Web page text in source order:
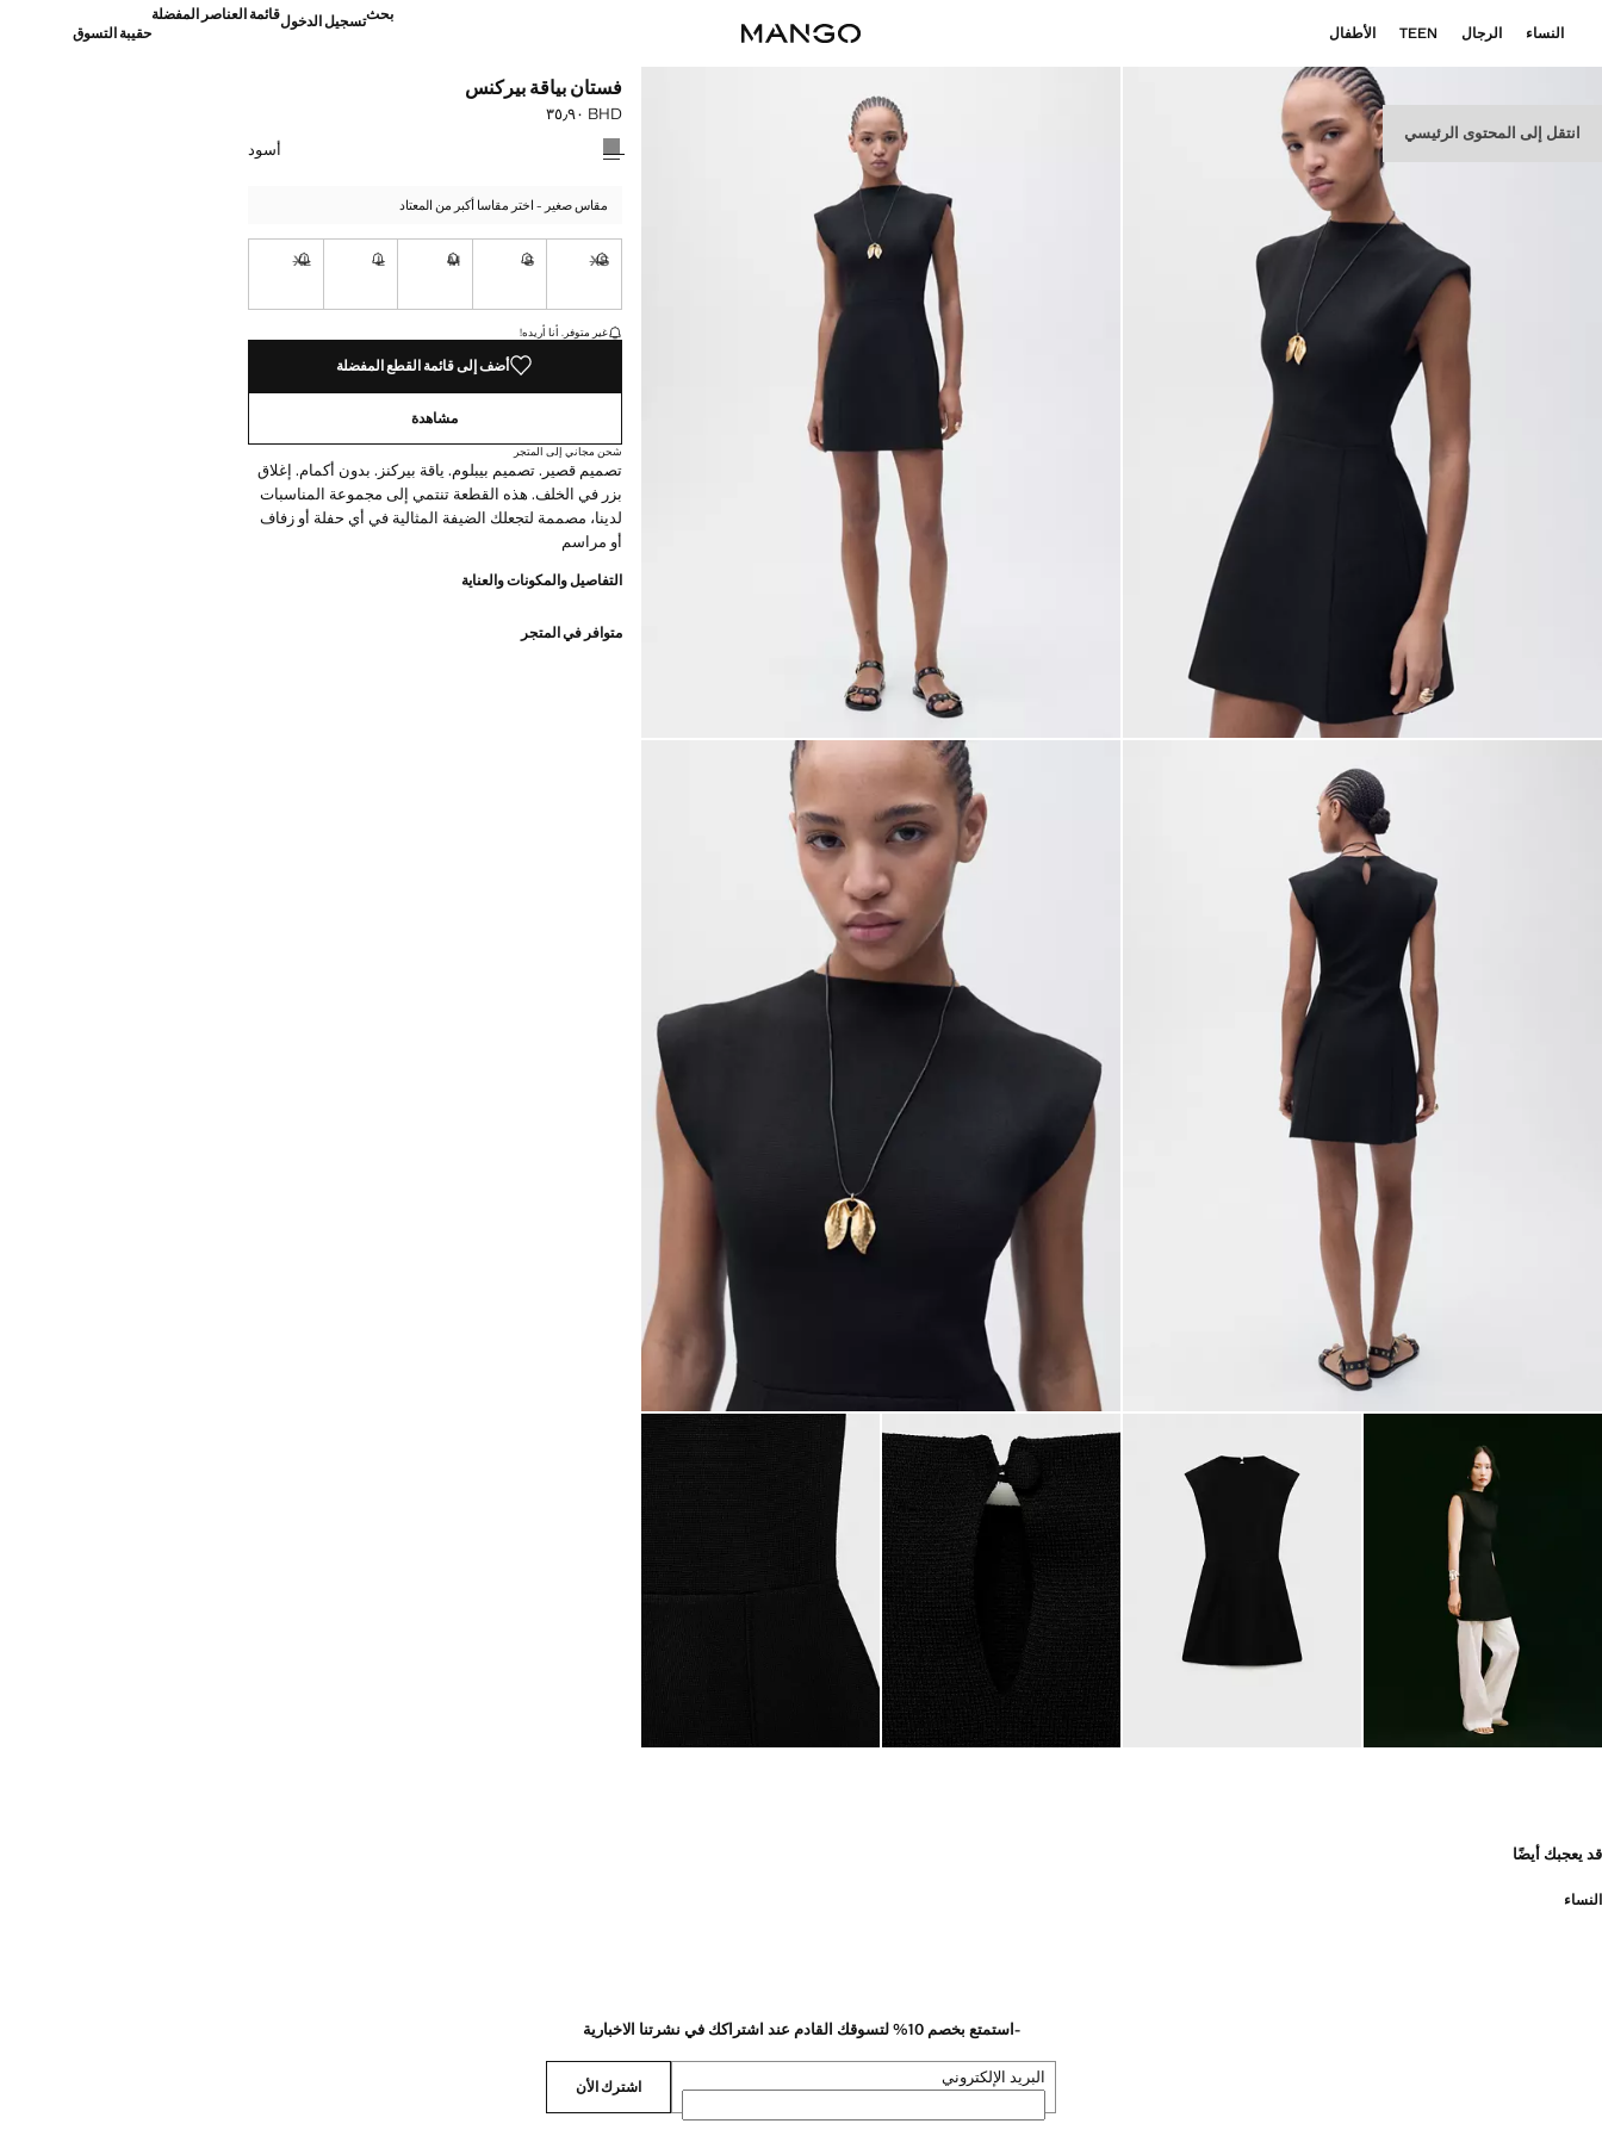
انتقل إلى المحتوى الرئيسي
النساء الرجال TEEN الأطفال
بحثتسجيل الدخولقائمة العناصر المفضلة
حقيبة التسوق
فستان بياقة بيركنس
السعر الحالي [BHD ٣٥٫٩٠ ]
BHD ٣٥٫٩٠
حدد اللون
أسود
مقاس صغير - اختر مقاسا أكبر من المعتاد
XS
S
M
L
XL
القطع الأخيرة!
غير متوفر. أنا أريده!
أضف إلى قائمة القطع المفضلة
مشاهدة
شحن مجاني إلى المتجر
تصميم قصير. تصميم بيبلوم. ياقة بيركنز. بدون أكمام. إغلاق
بزر في الخلف. هذه القطعة تنتمي إلى مجموعة المناسبات
لدينا، مصممة لتجعلك الضيفة المثالية في أي حفلة أو زفاف
أو مراسم
التفاصيل والمكونات والعناية
متوافر في المتجر
قد يعجبك أيضًا
النساء
-استمتع بخصم 10% لتسوقك القادم عند اشتراكك في نشرتنا الاخبارية
البريد الإلكتروني اشترك الأن